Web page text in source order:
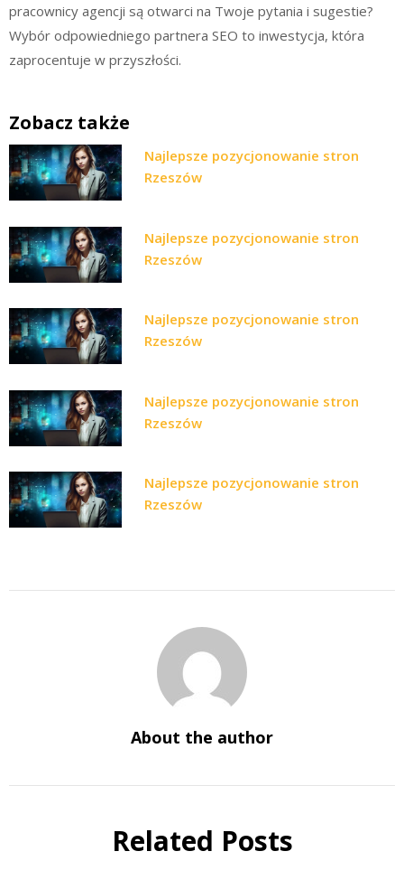
pracownicy agencji są otwarci na Twoje pytania i sugestie?
Wybór odpowiedniego partnera SEO to inwestycja, która
zaprocentuje w przyszłości.
Zobacz także
Najlepsze pozycjonowanie stron
Rzeszów
Najlepsze pozycjonowanie stron
Rzeszów
Najlepsze pozycjonowanie stron
Rzeszów
Najlepsze pozycjonowanie stron
Rzeszów
Najlepsze pozycjonowanie stron
Rzeszów
About the author
Related Posts